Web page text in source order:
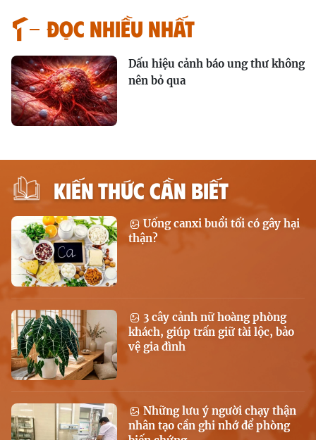
Đọc nhiều nhất
Dấu hiệu cảnh báo ung thư không
nên bỏ qua
KIẾN THỨC CẦN BIẾT
Uống canxi buổi tối có gây hại
thận?
3 cây cảnh nữ hoàng phòng
khách, giúp trấn giữ tài lộc, bảo
vệ gia đình
Những lưu ý người chạy thận
nhân tạo cần ghi nhớ để phòng